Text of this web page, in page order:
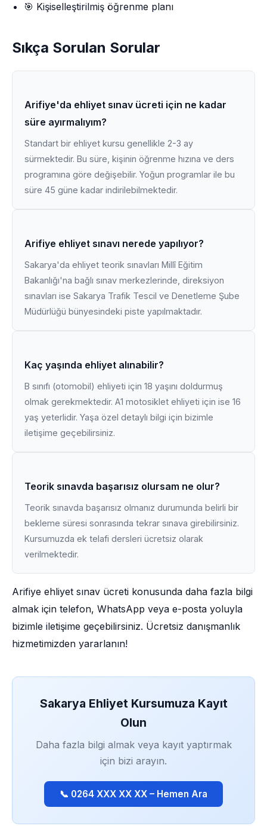
🎯 Kişiselleştirilmiş öğrenme planı
Sıkça Sorulan Sorular
Arifiye'da ehliyet sınav ücreti için ne kadar
süre ayırmalıyım?
Standart bir ehliyet kursu genellikle 2-3 ay
sürmektedir. Bu süre, kişinin öğrenme hızına ve ders
programına göre değişebilir. Yoğun programlar ile bu
süre 45 güne kadar indirilebilmektedir.
Arifiye ehliyet sınavı nerede yapılıyor?
Sakarya'da ehliyet teorik sınavları Millî Eğitim
Bakanlığı'na bağlı sınav merkezlerinde, direksiyon
sınavları ise Sakarya Trafik Tescil ve Denetleme Şube
Müdürlüğü bünyesindeki piste yapılmaktadır.
Kaç yaşında ehliyet alınabilir?
B sınıfı (otomobil) ehliyeti için 18 yaşını doldurmuş
olmak gerekmektedir. A1 motosiklet ehliyeti için ise 16
yaş yeterlidir. Yaşa özel detaylı bilgi için bizimle
iletişime geçebilirsiniz.
Teorik sınavda başarısız olursam ne olur?
Teorik sınavda başarısız olmanız durumunda belirli bir
bekleme süresi sonrasında tekrar sınava girebilirsiniz.
Kursumuzda ek telafi dersleri ücretsiz olarak
verilmektedir.
Arifiye ehliyet sınav ücreti konusunda daha fazla bilgi
almak için telefon, WhatsApp veya e-posta yoluyla
bizimle iletişime geçebilirsiniz. Ücretsiz danışmanlık
hizmetimizden yararlanın!
Sakarya Ehliyet Kursumuza Kayıt
Olun
Daha fazla bilgi almak veya kayıt yaptırmak
için bizi arayın.
📞 0264 XXX XX XX – Hemen Ara